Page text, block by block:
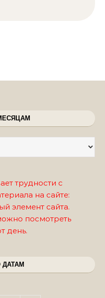
трудности с
на сайте:
элемент сайта.
посмотреть
день.
ДАТАМ